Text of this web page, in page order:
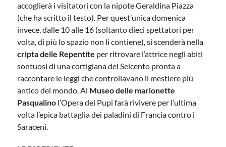
accoglierà i visitatori con la nipote Geraldina Piazza
(che ha scritto il testo). Per quest’unica domenica
invece, dalle 10 alle 16 (soltanto dieci spettatori per
volta, di più lo spazio non li contiene), si scenderà nella
cripta delle Repentite per ritrovare l’attrice negli abiti
sontuosi di una cortigiana del Seicento pronta a
raccontare le leggi che controllavano il mestiere più
antico del mondo. Al Museo delle marionette
Pasqualino l’Opera dei Pupi farà rivivere per l’ultima
volta l’epica battaglia dei paladini di Francia contro i
Saraceni.